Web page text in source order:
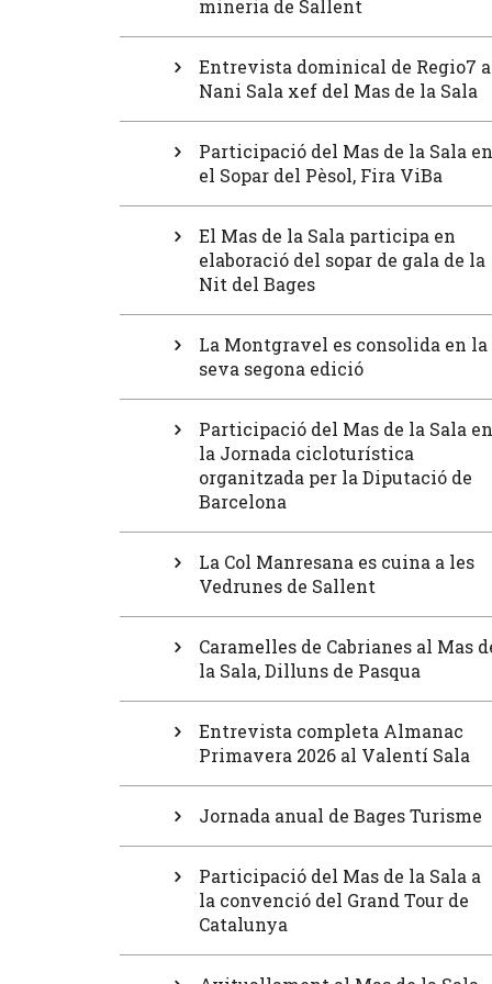
mineria de Sallent
Entrevista dominical de Regio7 a
Nani Sala xef del Mas de la Sala
Participació del Mas de la Sala en
el Sopar del Pèsol, Fira ViBa
El Mas de la Sala participa en
elaboració del sopar de gala de la
Nit del Bages
La Montgravel es consolida en la
seva segona edició
Participació del Mas de la Sala en
la Jornada cicloturística
organitzada per la Diputació de
Barcelona
La Col Manresana es cuina a les
Vedrunes de Sallent
Caramelles de Cabrianes al Mas
la Sala, Dilluns de Pasqua
Entrevista completa Almanac
Primavera 2026 al Valentí Sala
Jornada anual de Bages Turisme
Participació del Mas de la Sala a
la convenció del Grand Tour de
Catalunya